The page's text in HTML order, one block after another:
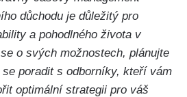
důchodu je důležitý pro
a pohodlného života v
o svých možnostech, plánujte
se poradit s odborníky, kteří vám
optimální strategii pro váš